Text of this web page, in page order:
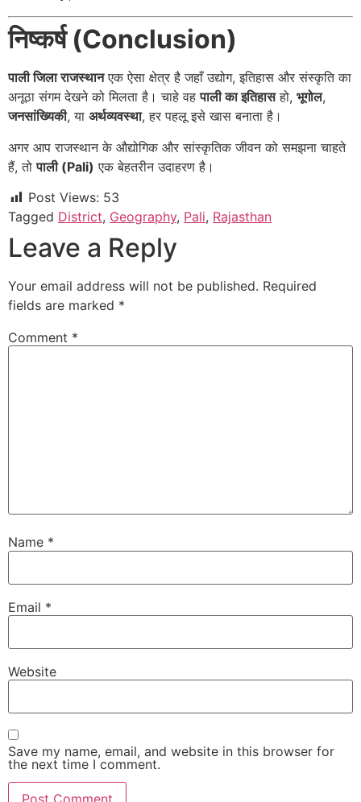
निष्कर्ष (Conclusion)
पाली जिला राजस्थानएक ऐसा क्षेत्र है जहाँ उद्योग, इतिहास और संस्कृति का
अनूठा संगम देखने को मिलता है। चाहे वहपाली का इतिहासहो, भूगोल,
जनसांख्यिकी, या अर्थव्यवस्था, हर पहलू इसे खास बनाता है।
अगर आप राजस्थान के औद्योगिक और सांस्कृतिक जीवन को समझना चाहते
हैं, तोपाली (Pali) एक बेहतरीन उदाहरण है।
Post Views: 53
Tagged District, Geography, Pali, Rajasthan
Leave a Reply
Your email address will not be published. Required
fields are marked *
Comment *
Name *
Email *
Website
Save my name, email, and website in this browser for
the next time I comment.